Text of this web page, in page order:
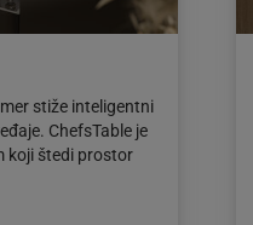
stiže inteligentni
ChefsTable je
koji štedi prostor